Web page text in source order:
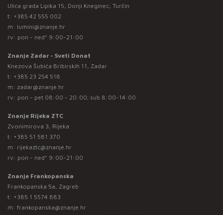
Ulica grada Lipika 15, Donji Kneginec, Turčin
t: +385 42 555 002
m: lumini@znanje.hr
rv: pon - ned* 9:00-21:00
Znanje Zadar - Sveti Donat
Knezova Šubića Bribirskih 11, Zadar
t: +385 23 254 518
m: zadar@znanje.hr
rv: pon - pet 08:00 - 20:00; sub 8:00-14:00
Znanje Rijeka ZTC
Zvonimirova 3, Rijeka
t: +385 51 581 370
m: rijekaztc@znanje.hr
rv: pon - ned* 9:00-21:00
Znanje Frankopanska
Frankopanska 5a, Zagreb
t: +385 1 5574 883
m: frankopanska@znanje.hr